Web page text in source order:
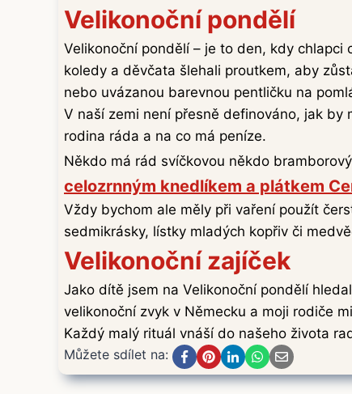
Velikonoční pondělí
Velikonoční pondělí – je to den, kdy
koledy a děvčata šlehali proutkem, aby
nebo uvázanou barevnou pentličku na
V naší zemi není přesně definováno, jak
rodina ráda a na co má peníze.
Někdo má rád svíčkovou někdo
celozrnným knedlíkem a plátkem
Vždy bychom ale měly při vaření použít
sedmikrásky, lístky mladých kopřiv či
Velikonoční zajíček
Jako dítě jsem na Velikonoční pondělí
velikonoční zvyk v Německu a moji rodiče
Každý malý rituál vnáší do našeho života
Můžete sdílet na: